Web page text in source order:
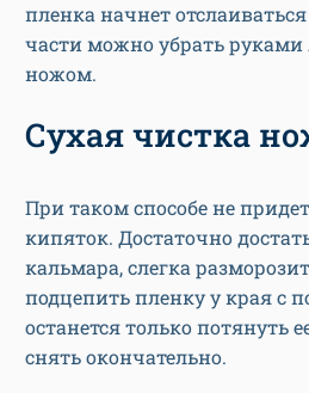
пленка начнет
части можно убрать руками
ножом.
Сухая чистка
При таком способе не
кипяток. Достаточно
кальмара, слегка
подцепить пленку у края с
останется только потянуть
снять окончательно.